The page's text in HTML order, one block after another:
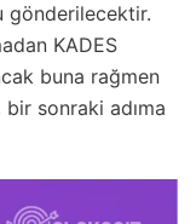
gönderilecektir.
KADES
buna rağmen
bir sonraki adıma